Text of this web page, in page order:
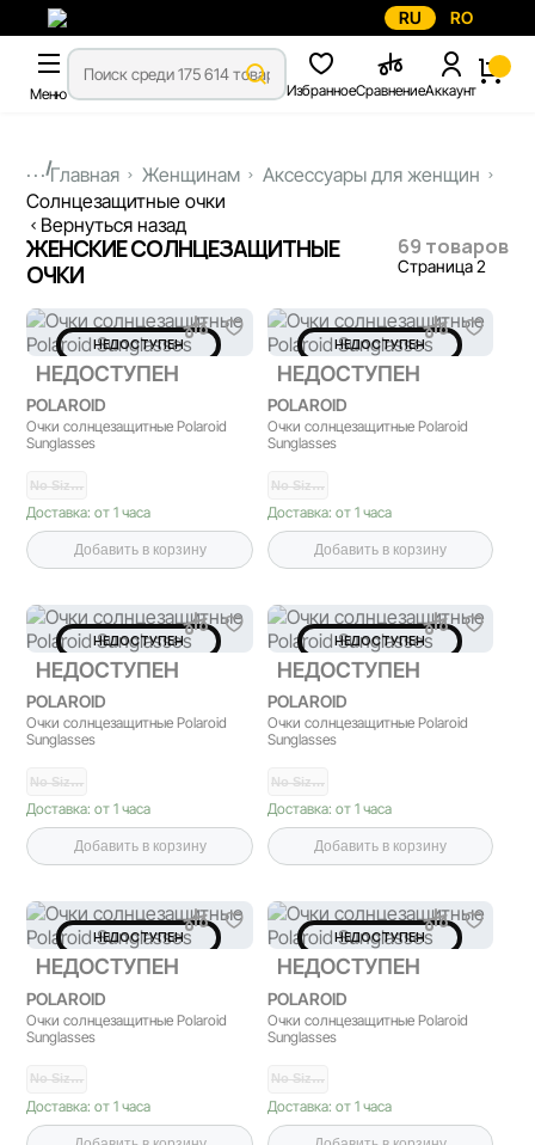
RU RO
Меню ИзбранноеСравнениеАккаунт
...Главная Женщинам
Аксессуары для женщин
Солнцезащитные очки
Вернуться назад
ЖЕНСКИЕ СОЛНЦЕЗАЩИТНЫЕ
ОЧКИ
69 товаров
Страница 2
НЕДОСТУПЕН
НЕДОСТУПЕН
POLAROID
Очки солнцезащитные Polaroid
Sunglasses
No Siz…
Доставка: от 1 часа
Добавить в корзину
НЕДОСТУПЕН
НЕДОСТУПЕН
POLAROID
Очки солнцезащитные Polaroid
Sunglasses
No Siz…
Доставка: от 1 часа
Добавить в корзину
НЕДОСТУПЕН
НЕДОСТУПЕН
POLAROID
Очки солнцезащитные Polaroid
Sunglasses
No Siz…
Доставка: от 1 часа
Добавить в корзину
НЕДОСТУПЕН
НЕДОСТУПЕН
POLAROID
Очки солнцезащитные Polaroid
Sunglasses
No Siz…
Доставка: от 1 часа
Добавить в корзину
НЕДОСТУПЕН
НЕДОСТУПЕН
POLAROID
Очки солнцезащитные Polaroid
Sunglasses
No Siz…
Доставка: от 1 часа
НЕДОСТУПЕН
НЕДОСТУПЕН
POLAROID
Очки солнцезащитные Polaroid
Sunglasses
No Siz…
Доставка: от 1 часа